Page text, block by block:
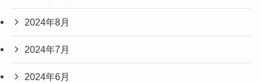
2024年8月
2024年7月
2024年6月